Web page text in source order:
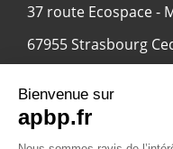
37 route Ecospace -
67955 Strasbourg